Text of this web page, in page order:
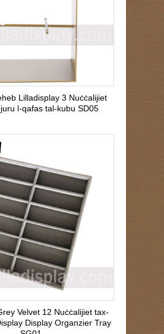
Lilladisplay 3 Nuċċalijiet
l-qafas tal-kubu SD05
Velvet 12 Nuċċalijiet tax-
Display Organzier Tray